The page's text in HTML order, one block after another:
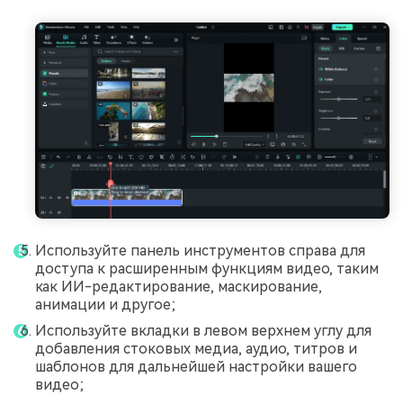
Используйте панель инструментов справа для
доступа к расширенным функциям видео, таким
как ИИ-редактирование, маскирование,
анимации и другое;
Используйте вкладки в левом верхнем углу для
добавления стоковых медиа, аудио, титров и
шаблонов для дальнейшей настройки вашего
видео;